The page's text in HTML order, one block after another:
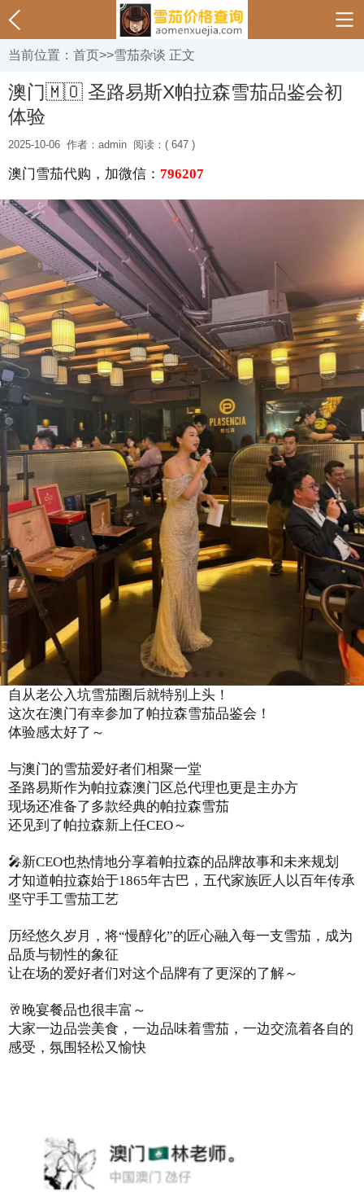
当前位置： 首页>>雪茄杂谈 正文
澳门🇲🇴 圣路易斯X帕拉森雪茄品鉴会初
体验
2025-10-06 作者：admin 阅读：( 647 )
澳门雪茄代购，加微信： 796207
自从老公入坑雪茄圈后就特别上头！
这次在澳门有幸参加了帕拉森雪茄品鉴会！
体验感太好了～
与澳门的雪茄爱好者们相聚一堂
圣路易斯作为帕拉森澳门区总代理也更是主办方
现场还准备了多款经典的帕拉森雪茄
还见到了帕拉森新上任CEO～
🎤新CEO也热情地分享着帕拉森的品牌故事和未来规划
才知道帕拉森始于1865年古巴，五代家族匠人以百年传承
坚守手工雪茄工艺
历经悠久岁月，将“慢醇化”的匠心融入每一支雪茄，成为
品质与韧性的象征
让在场的爱好者们对这个品牌有了更深的了解～
🥂晚宴餐品也很丰富～
大家一边品尝美食，一边品味着雪茄，一边交流着各自的
感受，氛围轻松又愉快